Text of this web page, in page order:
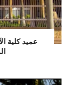
عميد كلية